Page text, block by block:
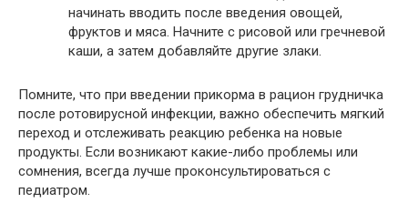
начинать вводить после введения овощей,
фруктов и мяса. Начните с рисовой или гречневой
каши, а затем добавляйте другие злаки.
Помните, что при введении прикорма в рацион грудничка
после ротовирусной инфекции, важно обеспечить мягкий
переход и отслеживать реакцию ребенка на новые
продукты. Если возникают какие-либо проблемы или
сомнения, всегда лучше проконсультироваться с
педиатром.